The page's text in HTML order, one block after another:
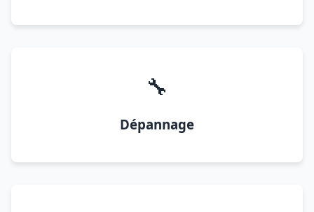
🔧
Dépannage